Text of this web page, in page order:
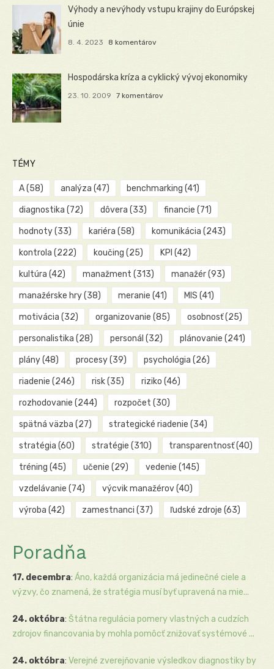
Výhody a nevýhody vstupu krajiny do Európskej
únie
8. 4. 2023 8 komentárov
Hospodárska kríza a cyklický vývoj ekonomiky
23. 10. 2009 7 komentárov
TÉMY
A(58) analýza (47) benchmarking (41)
diagnostika (72) dôvera (33) financie (71)
hodnoty(33) kariéra (58) komunikácia (243)
kontrola (222) koučing (25) KPI (42)
kultúra (42) manažment (313) manažér(93)
manažérske hry(38) meranie (41) MIS (41)
motivácia (32) organizovanie (85) osobnosť(25)
personalistika (28) personál (32) plánovanie (241)
plány(48) procesy(39) psychológia (26)
riadenie (246) risk(35) riziko (46)
rozhodovanie (244) rozpočet (30)
spätná väzba (27) strategické riadenie (34)
stratégia (60) stratégie (310) transparentnosť(40)
tréning (45) učenie (29) vedenie (145)
vzdelávanie (74) výcvik manažérov(40)
výroba (42) zamestnanci (37) ľudské zdroje (63)
Poradňa
17. decembra: Áno, každá organizácia má jedinečné ciele a
výzvy, čo znamená, že stratégia musí byť upravená na mie...
24. októbra: Štátna regulácia pomery vlastných a cudzích
zdrojov financovania by mohla pomôcť znižovať systémové ...
24. októbra: Verejné zverejňovanie výsledkov diagnostiky by